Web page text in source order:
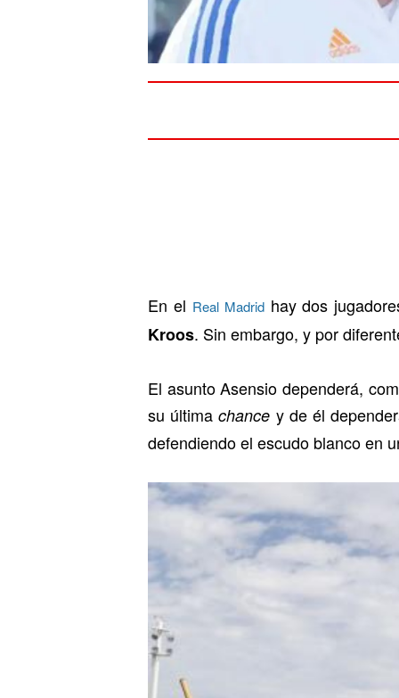
En el Real Madridhay dos
Kroos. Sin embargo, y por
El asunto Asensio dependerá,
su últimachance y de él
defendiendo el escudo blanco en